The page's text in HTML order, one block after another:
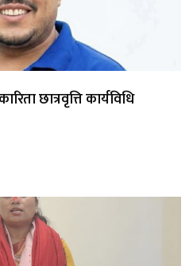
छात्रवृत्ति कार्यविधि